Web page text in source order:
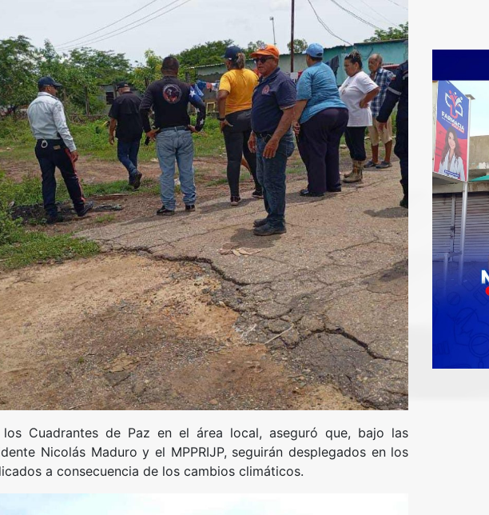
Cuadrantes de Paz en el área local, aseguró que, bajo las
Nicolás Maduro y el MPPRIJP, seguirán desplegados en los
a consecuencia de los cambios climáticos.